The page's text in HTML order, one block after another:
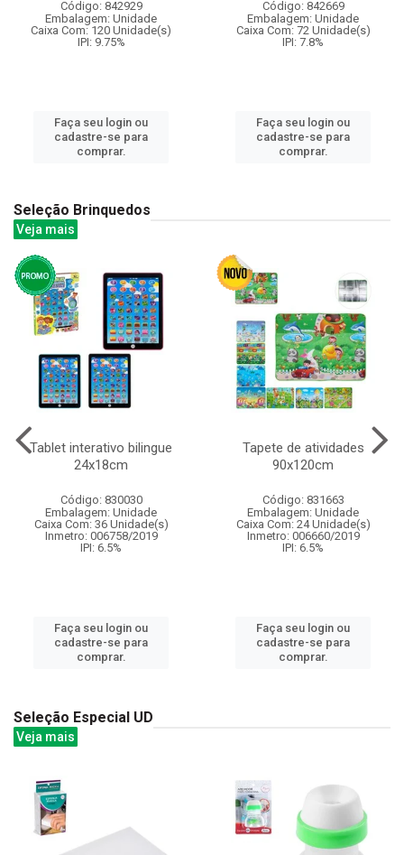
Código: 842929
Embalagem: Unidade
Caixa Com: 120 Unidade(s)
IPI: 9.75%
Faça seu login ou
cadastre-se para
comprar.
Código: 842669
Embalagem: Unidade
Caixa Com: 72 Unidade(s)
IPI: 7.8%
Faça seu login ou
cadastre-se para
comprar.
Seleção Brinquedos
Veja mais
Tablet interativo bilingue
24x18cm
Código: 830030
Embalagem: Unidade
Caixa Com: 36 Unidade(s)
Inmetro: 006758/2019
IPI: 6.5%
Faça seu login ou
cadastre-se para
comprar.
Tapete de atividades
90x120cm
Código: 831663
Embalagem: Unidade
Caixa Com: 24 Unidade(s)
Inmetro: 006660/2019
IPI: 6.5%
Faça seu login ou
cadastre-se para
comprar.
Seleção Especial UD
Veja mais